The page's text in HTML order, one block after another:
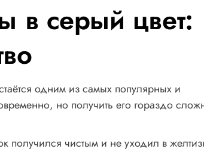
в серый цвет:
одним из самых популярных и
но получить его гораздо
получился чистым и не уходил в